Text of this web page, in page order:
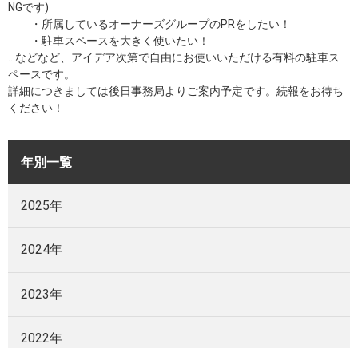
NGです)
・所属しているオーナーズグループのPRをしたい！
・駐車スペースを大きく使いたい！
…などなど、アイデア次第で自由にお使いいただける有料の駐車ス
ペースです。
詳細につきましては後日事務局よりご案内予定です。続報をお待ち
ください！
年別一覧
2025年
2024年
2023年
2022年